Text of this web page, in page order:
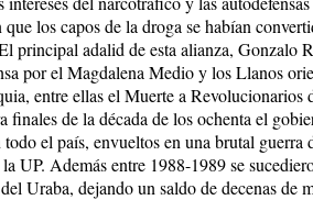
que los capos de la droga se habían
principal adalid de esta alianza, Gonzalo
por el Magdalena Medio y los Llanos
entre ellas el Muerte a
finales de la década de los ochenta el
el país, envueltos en una brutal
UP. Además entre 1988-1989 se
Uraba, dejando un saldo de decenas de